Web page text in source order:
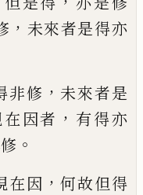
， 未來者是得亦
非修 ， 未來者是
因者 ， 有得亦
。
在因 ，何故但得